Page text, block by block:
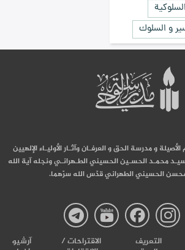
و السلوك
و مدرسة الحق و العرفـان وآثـار الأوليـاء الإلهيين
محمـد الحسـين الحسيني الطـهرانـي ونجله آية الله
الحسيني الطهراني قدّس الله سرّهما.
صفحة
صفحة
صفحة
التعریف الاقتراحات / آرشیو